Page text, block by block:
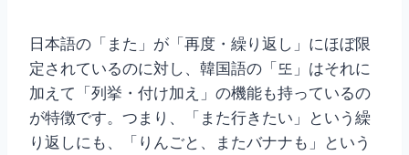
日本語の「また」が「再度・繰り返し」にほぼ限
定されているのに対し、韓国語の「또」はそれに
加えて「列挙・付け加え」の機能も持っているの
が特徴です。つまり、「また行きたい」という繰
り返しにも、「りんごと、またバナナも」という